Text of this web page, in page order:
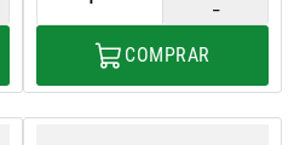
－
COMPRAR